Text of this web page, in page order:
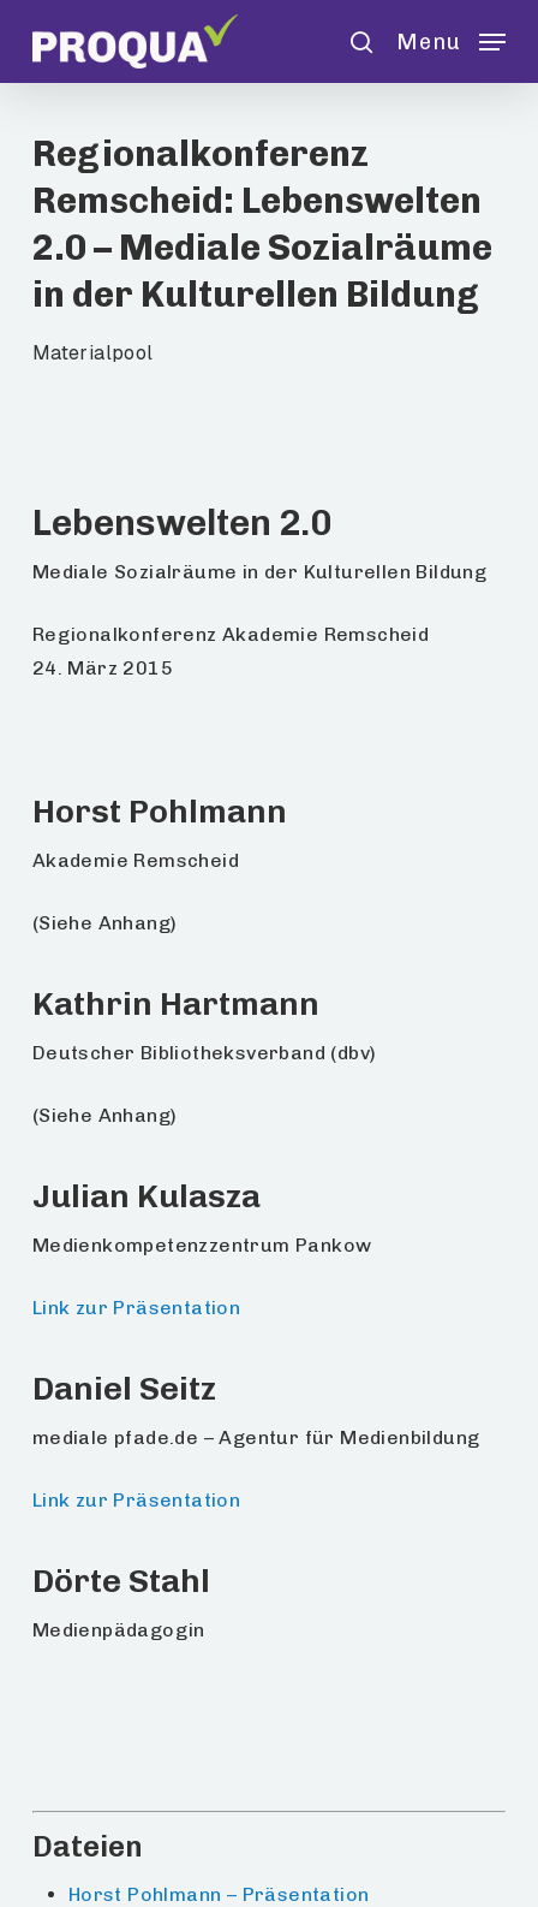
main
searchMenu
Regionalkonferenz
Remscheid: Lebenswelten
2.0 – Mediale Sozialräume
in der Kulturellen Bildung
Materialpool
Lebenswelten 2.0
Mediale Sozialräume in der Kulturellen Bildung
Regionalkonferenz Akademie Remscheid
24. März 2015
Horst Pohlmann
Akademie Remscheid
(Siehe Anhang)
Kathrin Hartmann
Deutscher Bibliotheksverband (dbv)
(Siehe Anhang)
Julian Kulasza
Medienkompetenzzentrum Pankow
Link zur Präsentation
Daniel Seitz
mediale pfade.de – Agentur für Medienbildung
Link zur Präsentation
Dörte Stahl
Medienpädagogin
Dateien
Horst Pohlmann – Präsentation